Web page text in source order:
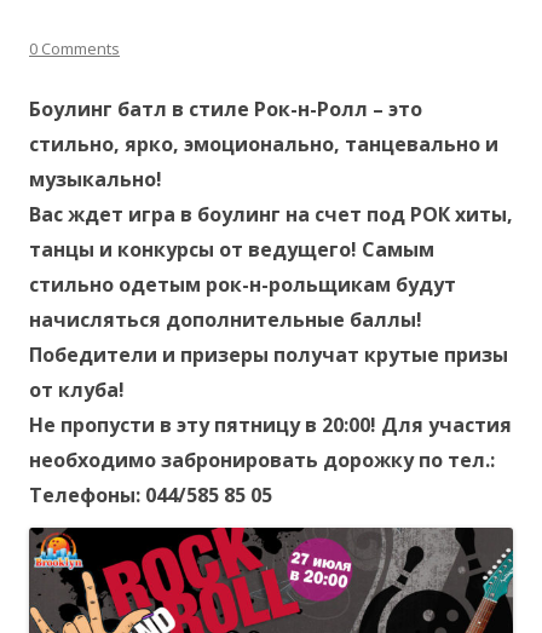
0 Comments
Боулинг батл в стиле Рок-н-Ролл – это
стильно, ярко, эмоционально, танцевально и
музыкально!
Вас ждет игра в боулинг на счет под РОК хиты,
танцы и конкурсы от ведущего! Самым
стильно одетым рок-н-рольщикам будут
начисляться дополнительные баллы!
Победители и призеры получат крутые призы
от клуба!
Не пропусти в эту пятницу в 20:00! Для участия
необходимо забронировать дорожку по тел.:
Телефоны: 044/585 85 05